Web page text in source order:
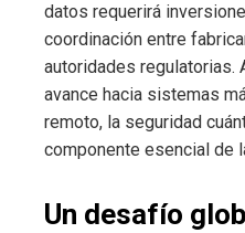
datos requerirá
coordinación entre
autoridades regulatorias.
avance hacia sistemas
remoto, la seguridad
componente esencial de
Un desafío